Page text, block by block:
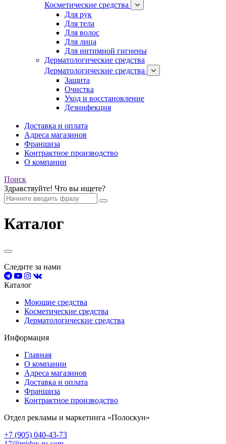
Косметические средства
Для рук
Для тела
Для волос
Для лица
Для интимной гигиены
Дерматологические средства
Дерматологические средства
Защита
Очистка
Уход и восстановление
Дезинфекция
Доставка и оплата
Адреса магазинов
Франшиза
Контрактное производство
О компании
Поиск
Здравствуйте! Что вы ищете?
Каталог
Следите за нами
Каталог
Моющие средства
Косметические средства
Дерматологические средства
Информация
Главная
О компании
Адреса магазинов
Доставка и оплата
Франшиза
Контрактное производство
Отдел рекламы и маркетинга «Полоскун»
+7 (905) 040-43-73